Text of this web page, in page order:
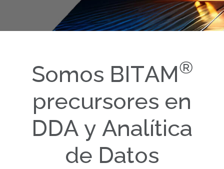
Somos BITAM®
precursores en
DDA y Analítica
de Datos